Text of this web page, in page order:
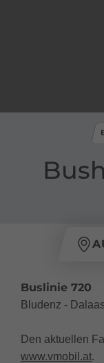
Buslinie 720
Bludenz -
Den aktuellen
www.vmobil.at.